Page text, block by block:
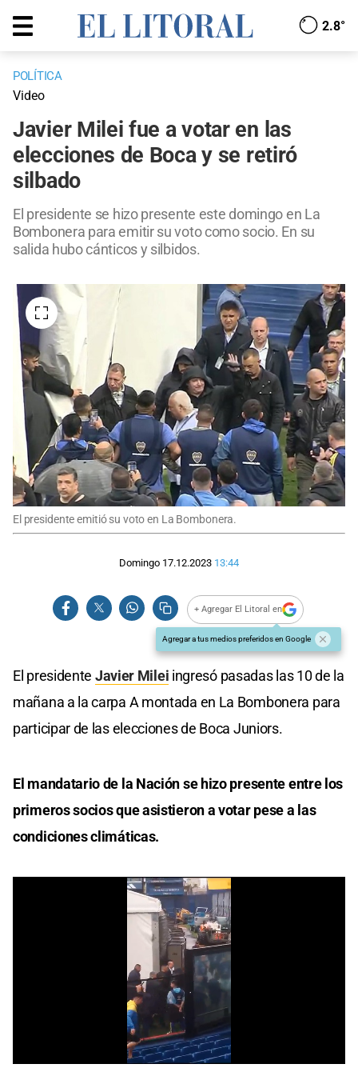
2.8°
POLÍTICA
Video
Javier Milei fue a votar en las
elecciones de Boca y se retiró
silbado
El presidente se hizo presente este domingo en La
Bombonera para emitir su voto como socio. En su
salida hubo cánticos y silbidos.
El presidente emitió su voto en La Bombonera.
Domingo 17.12.2023 13:44
+ Agregar El Litoral en
Agregar a tus medios preferidos en Google
El presidente Javier Milei ingresó pasadas las 10 de la
mañana a la carpa A montada en La Bombonera para
participar de las elecciones de Boca Juniors.
El mandatario de la Nación se hizo presente entre los
primeros socios que asistieron a votar pese a las
condiciones climáticas.